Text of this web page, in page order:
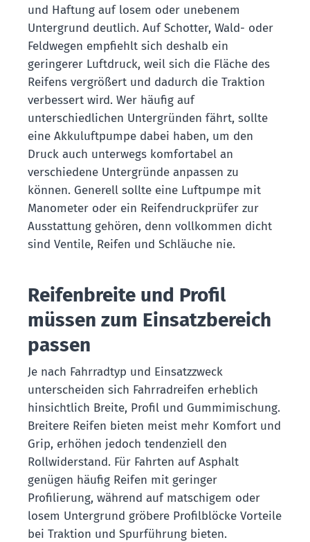
und Haftung auf losem oder unebenem
Untergrund deutlich. Auf Schotter, Wald- oder
Feldwegen empfiehlt sich deshalb ein
geringerer Luftdruck, weil sich die Fläche des
Reifens vergrößert und dadurch die Traktion
verbessert wird. Wer häufig auf
unterschiedlichen Untergründen fährt, sollte
eine Akkuluftpumpe dabei haben, um den
Druck auch unterwegs komfortabel an
verschiedene Untergründe anpassen zu
können. Generell sollte eine Luftpumpe mit
Manometer oder ein Reifendruckprüfer zur
Ausstattung gehören, denn vollkommen dicht
sind Ventile, Reifen und Schläuche nie.
Reifenbreite und Profil
müssen zum Einsatzbereich
passen
Je nach Fahrradtyp und Einsatzzweck
unterscheiden sich Fahrradreifen erheblich
hinsichtlich Breite, Profil und Gummimischung.
Breitere Reifen bieten meist mehr Komfort und
Grip, erhöhen jedoch tendenziell den
Rollwiderstand. Für Fahrten auf Asphalt
genügen häufig Reifen mit geringer
Profilierung, während auf matschigem oder
losem Untergrund gröbere Profilblöcke Vorteile
bei Traktion und Spurführung bieten.